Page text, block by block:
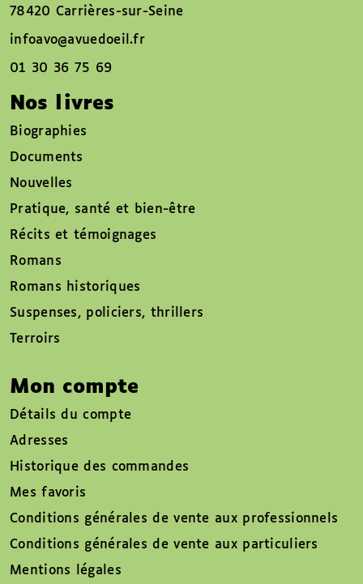
78420 Carrières-sur-Seine
infoavo@avuedoeil.fr
01 30 36 75 69
Nos livres
Biographies
Documents
Nouvelles
Pratique, santé et bien-être
Récits et témoignages
Romans
Romans historiques
Suspenses, policiers, thrillers
Terroirs
Mon compte
Détails du compte
Adresses
Historique des commandes
Mes favoris
Conditions générales de vente aux professionnels
Conditions générales de vente aux particuliers
Mentions légales